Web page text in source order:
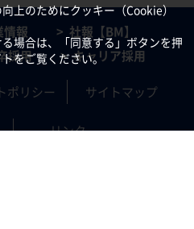
情報
社報【BM】
採用 キャリア採用
ポリシー サイトマップ
リンク
上のためにクッキー（Cookie）
場合は、「同意する」ボタンを押
をご覧ください。